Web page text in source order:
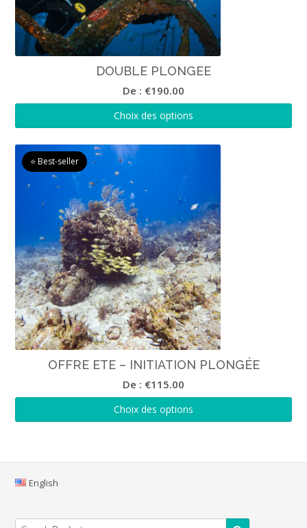
DOUBLE PLONGEE
De : €190.00
Choix des options
OFFRE ETE – INITIATION PLONGÉE
De : €115.00
Choix des options
English
Search